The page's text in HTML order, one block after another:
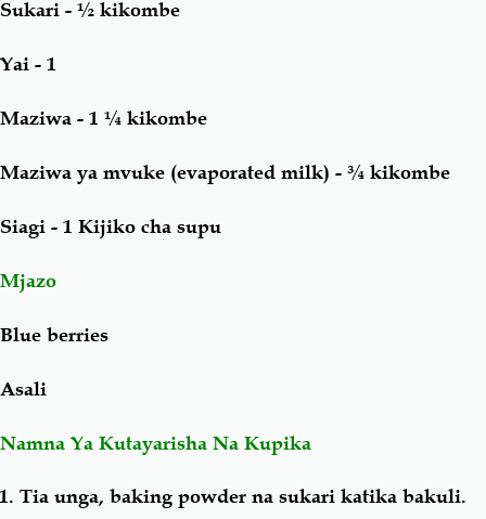
Sukari - ½ kikombe
Yai - 1
Maziwa - 1 ¼ kikombe
Maziwa ya mvuke (evaporated milk) - ¾ kikombe
Siagi - 1 Kijiko cha supu
Mjazo
Blue berries
Asali
Namna Ya Kutayarisha Na Kupika
Tia unga, baking powder na sukari katika bakuli.